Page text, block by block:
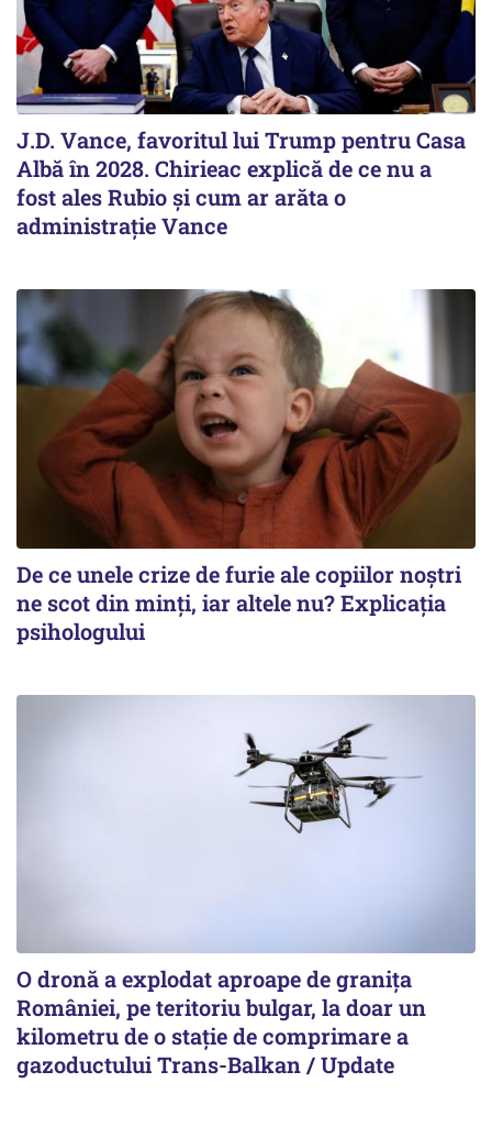
J.D. Vance, favoritul lui Trump pentru Casa
Albă în 2028. Chirieac explică de ce nu a
fost ales Rubio și cum ar arăta o
administrație Vance
De ce unele crize de furie ale copiilor noștri
ne scot din minți, iar altele nu? Explicația
psihologului
O dronă a explodat aproape de granița
României, pe teritoriu bulgar, la doar un
kilometru de o stație de comprimare a
gazoductului Trans-Balkan / Update